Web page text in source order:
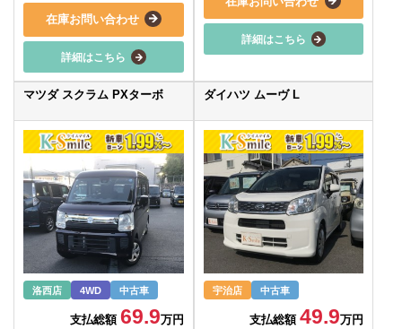
在庫お問い合わせ
詳細はこちら
詳細はこちら
マツダ スクラム PXターボ
洛西店 4WD 中古車
支払総額 69.9万円
ダイハツ ムーヴ L
宇治店 中古車
支払総額49.9万円